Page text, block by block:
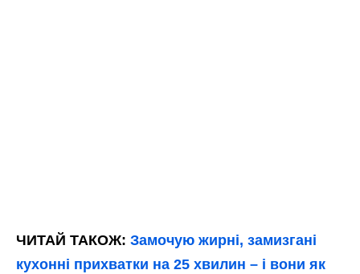
ЧИТАЙ ТАКОЖ: Замочую жирні, замизгані
кухонні прихватки на 25 хвилин – і вони як